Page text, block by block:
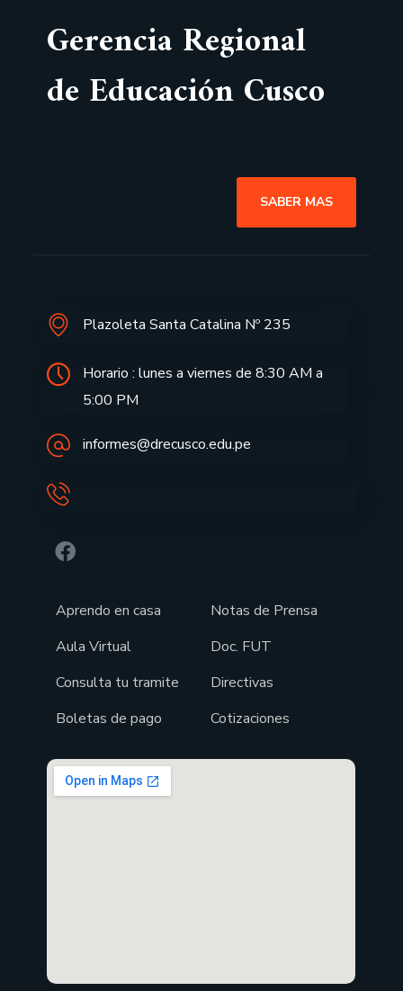
Gerencia Regional
de Educación Cusco
SABER MAS
Plazoleta Santa Catalina Nº 235
Horario : lunes a viernes de 8:30 AM a
5:00 PM
informes@drecusco.edu.pe
Aprendo en casa
Aula Virtual
Consulta tu tramite
Boletas de pago
Notas de Prensa
Doc. FUT
Directivas
Cotizaciones